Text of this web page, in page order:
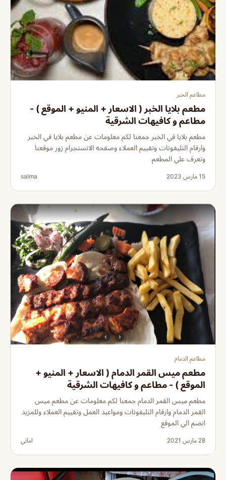
مطاعم الخبر
مطعم بلايا الخبر ( الاسعار + المنيو + الموقع ) -
مطاعم و كافيهات الشرقية
مطعم بلايا في الخبر جمعنا لكم معلومات عن مطعم بلايا في الخبر
وارقام التليفونات وتقييم العملاء وصفحه الانستجرام زور موقعنا
وتعرف علي المطعم
15 مارس 2023 salma
مطاعم الدمام
مطعم ميس القمر الدمام ( الاسعار + المنيو +
الموقع ) - مطاعم و كافيهات الشرقية
مطعم ميس القمر الدمام جمعنا لكم معلومات عن مطعم ميس
القمر الدمام وارقام التليفونات ومواعيد العمل وتقييم العملاء وللمزيد
انضم الي الموقع
28 مارس 2021 اماني